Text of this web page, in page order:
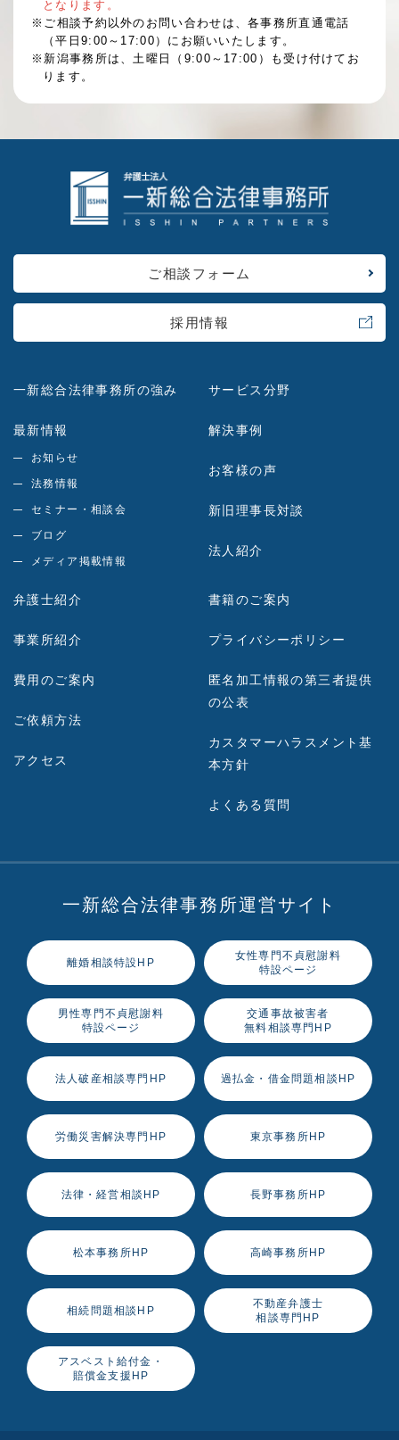
となります。
※ご相談予約以外のお問い合わせは、各事務所直通電話
（平日9:00～17:00）にお願いいたします。
※新潟事務所は、土曜日（9:00～17:00）も受け付けてお
ります。
ご相談フォーム
採用情報
一新総合法律事務所の強み
最新情報
お知らせ
法務情報
セミナー・相談会
ブログ
メディア掲載情報
サービス分野
解決事例
お客様の声
新旧理事長対談
法人紹介
弁護士紹介
事業所紹介
費用のご案内
ご依頼方法
アクセス
書籍のご案内
プライバシーポリシー
匿名加工情報の第三者提供
の公表
カスタマーハラスメント基
本方針
よくある質問
一新総合法律事務所運営サイト
離婚相談特設HP
女性専門不貞慰謝料
特設ページ
男性専門不貞慰謝料
特設ページ
交通事故被害者
無料相談専門HP
法人破産相談専門HP 過払金・借金問題相談HP
労働災害解決専門HP 東京事務所HP
法律・経営相談HP 長野事務所HP
松本事務所HP 高崎事務所HP
相続問題相談HP
不動産弁護士
相談専門HP
アスベスト給付金・
賠償金支援HP